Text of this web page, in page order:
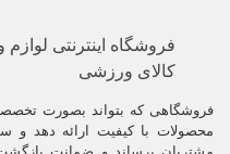
فروشگاه اینترنتی
کالای ورزشی
فروشگاهی که بتواند بصورت
محصولات با کیفیت ارائه دهد